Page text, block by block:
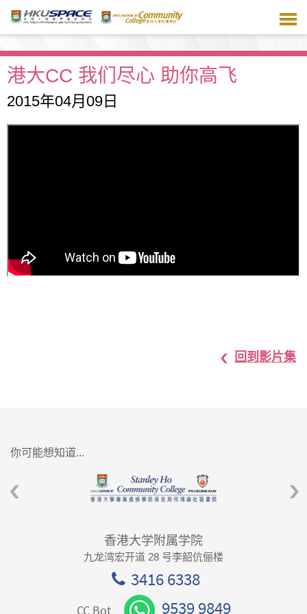
主
容港大CC 我们尽心 助你高飞
2015年04月09日
回到影片集
你可能想知道...
香港大学附属学院
九龙湾宏开道 28 号李韶伉俪楼
3416 6338
CC Bot 9539 9849